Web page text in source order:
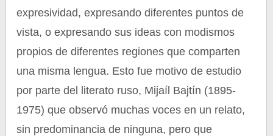
expresividad, expresando diferentes puntos de
vista, o expresando sus ideas con modismos
propios de diferentes regiones que comparten
una misma lengua. Esto fue motivo de estudio
por parte del literato ruso, Mijaíl Bajtín (1895-
1975) que observó muchas voces en un relato,
sin predominancia de ninguna, pero que